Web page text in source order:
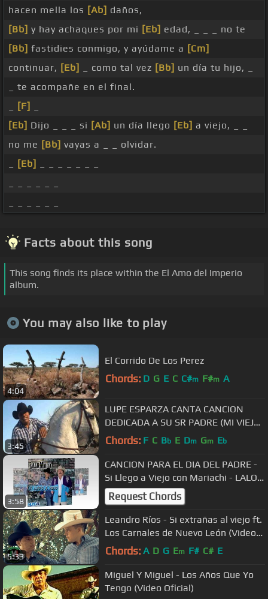
hacen mella los [Ab] daños,
[Bb] y hay achaques por mi [Eb] edad, _ _ _ no te
[Bb] fastidies conmigo, y ayúdame a [Cm]
continuar, [Eb] _ como tal vez [Bb] un día tu hijo, _
_ te acompañe en el final.
[F]
[Eb] Dijo _ _ _ si [Ab] un día llego [Eb] a viejo, _ _
no me [Bb] vayas a _ _ olvidar.
[Eb]
Facts about this song
This song finds its place within the El Amo del Imperio
album.
You may also like to play
4:04
El Corrido De Los Perez
Chords: D G E C C#m F#m A
3:45
LUPE ESPARZA CANTA CANCION
DEDICADA A SU SR PADRE (MI VIEJO
ROBLE)
Chords: F C Bb E Dm Gm Eb
3:58
CANCION PARA EL DIA DEL PADRE -
Si Llego a Viejo con Mariachi - LALO
MORA
Request Chords
5:33
Leandro Ríos - Si extrañas al viejo ft.
Los Carnales de Nuevo León (Video
Oficial)
Chords: A D G Em F# C# E
Miguel Y Miguel - Los Años Que Yo
Tengo (Video Oficial)